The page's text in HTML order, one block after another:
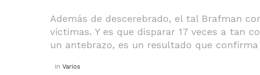
Además de descerebrado, el tal Brafman
víctimas. Y es que disparar 17 veces a tan
un antebrazo, es un resultado que
in Varios